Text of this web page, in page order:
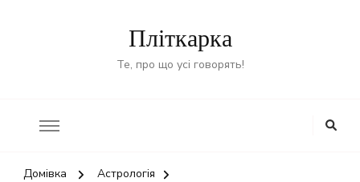
Пліткарка
Те, про що усі говорять!
Домівка
Астрологія